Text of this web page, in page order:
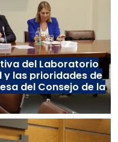
del Laboratorio
y las prioridades de
del Consejo de la